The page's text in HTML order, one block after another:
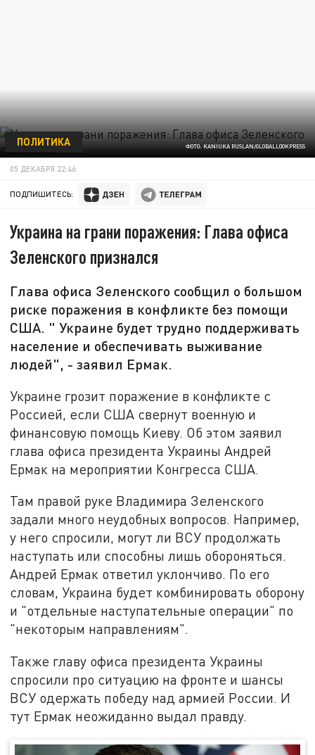
ФОТО: KANIUKA RUSLAN/GLOBALLOOKPRESS
ПОЛИТИКА
05 ДЕКАБРЯ 22:46
ПОДПИШИТЕСЬ:
Украина на грани поражения: Глава офиса
Зеленского признался
Глава офиса Зеленского сообщил о большом
риске поражения в конфликте без помощи
США. " Украине будет трудно поддерживать
население и обеспечивать выживание
людей", - заявил Ермак.
Украине грозит поражение в конфликте с
Россией, если США свернут военную и
финансовую помощь Киеву. Об этом заявил
глава офиса президента Украины Андрей
Ермак на мероприятии Конгресса США.
Там правой руке Владимира Зеленского
задали много неудобных вопросов. Например,
у него спросили, могут ли ВСУ продолжать
наступать или способны лишь обороняться.
Андрей Ермак ответил уклончиво. По его
словам, Украина будет комбинировать оборону
и "отдельные наступательные операции" по
"некоторым направлениям".
Также главу офиса президента Украины
спросили про ситуацию на фронте и шансы
ВСУ одержать победу над армией России. И
тут Ермак неожиданно выдал правду.